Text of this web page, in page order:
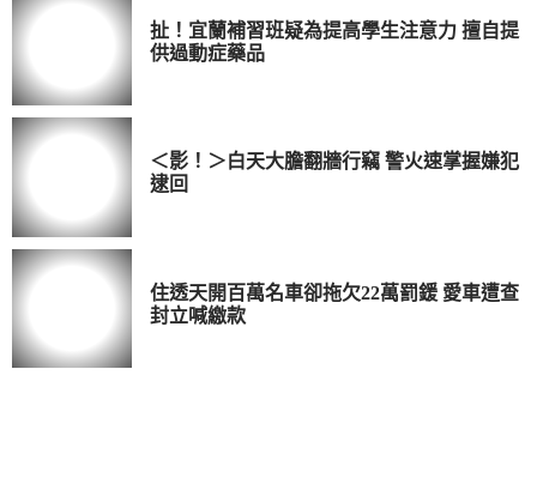
扯！宜蘭補習班疑為提高學生注意力 擅自提
供過動症藥品
＜影！＞白天大膽翻牆行竊 警火速掌握嫌犯
逮回
住透天開百萬名車卻拖欠22萬罰鍰 愛車遭查
封立喊繳款